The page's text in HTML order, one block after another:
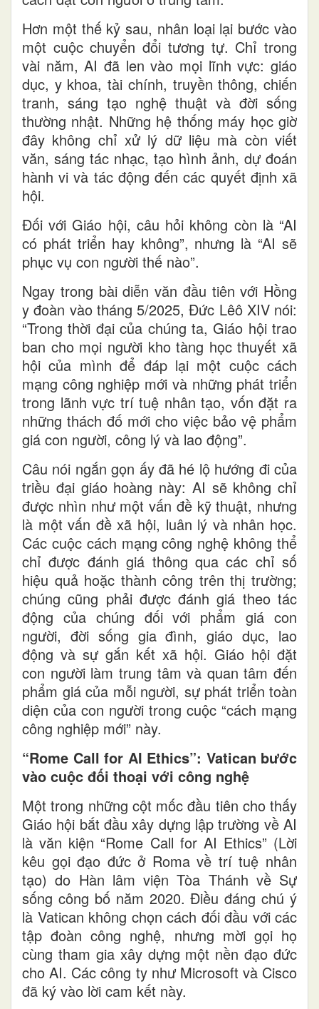
Hơn một thế kỷ sau, nhân loại lại bước vào
một cuộc chuyển đổi tương tự. Chỉ trong
vài năm, AI đã len vào mọi lĩnh vực: giáo
dục, y khoa, tài chính, truyền thông, chiến
tranh, sáng tạo nghệ thuật và đời sống
thường nhật. Những hệ thống máy học giờ
đây không chỉ xử lý dữ liệu mà còn viết
văn, sáng tác nhạc, tạo hình ảnh, dự đoán
hành vi và tác động đến các quyết định xã
hội.
Đối với Giáo hội, câu hỏi không còn là “AI
có phát triển hay không”, nhưng là “AI sẽ
phục vụ con người thế nào”.
Ngay trong bài diễn văn đầu tiên với Hồng
y đoàn vào tháng 5/2025, Đức Lêô XIV nói:
“Trong thời đại của chúng ta, Giáo hội trao
ban cho mọi người kho tàng học thuyết xã
hội của mình để đáp lại một cuộc cách
mạng công nghiệp mới và những phát triển
trong lãnh vực trí tuệ nhân tạo, vốn đặt ra
những thách đố mới cho việc bảo vệ phẩm
giá con người, công lý và lao động”.
Câu nói ngắn gọn ấy đã hé lộ hướng đi của
triều đại giáo hoàng này: AI sẽ không chỉ
được nhìn như một vấn đề kỹ thuật, nhưng
là một vấn đề xã hội, luân lý và nhân học.
Các cuộc cách mạng công nghệ không thể
chỉ được đánh giá thông qua các chỉ số
hiệu quả hoặc thành công trên thị trường;
chúng cũng phải được đánh giá theo tác
động của chúng đối với phẩm giá con
người, đời sống gia đình, giáo dục, lao
động và sự gắn kết xã hội. Giáo hội đặt
con người làm trung tâm và quan tâm đến
phẩm giá của mỗi người, sự phát triển toàn
diện của con người trong cuộc “cách mạng
công nghiệp mới” này.
“Rome Call for AI Ethics”: Vatican bước
vào cuộc đối thoại với công nghệ
Một trong những cột mốc đầu tiên cho thấy
Giáo hội bắt đầu xây dựng lập trường về AI
là văn kiện “Rome Call for AI Ethics” (Lời
kêu gọi đạo đức ở Roma về trí tuệ nhân
tạo) do Hàn lâm viện Tòa Thánh về Sự
sống công bố năm 2020. Điều đáng chú ý
là Vatican không chọn cách đối đầu với các
tập đoàn công nghệ, nhưng mời gọi họ
cùng tham gia xây dựng một nền đạo đức
cho AI. Các công ty như Microsoft và Cisco
đã ký vào lời cam kết này.